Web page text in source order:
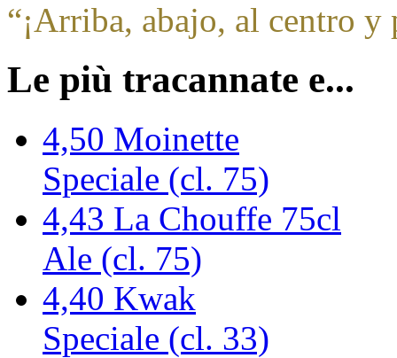
“¡Arriba, abajo, al centro y
Le più tracannate e...
4,50 Moinette
Speciale (cl. 75)
4,43 La Chouffe 75cl
Ale (cl. 75)
4,40 Kwak
Speciale (cl. 33)